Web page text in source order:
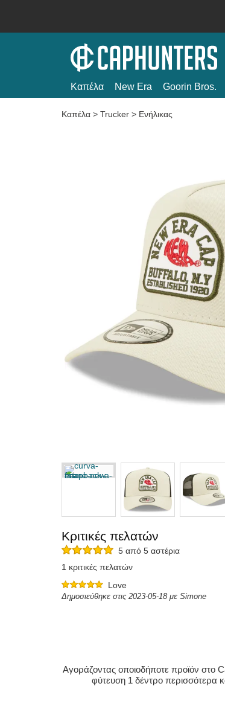
Καπέλα New Era Goorin Bros.
Καπέλα > Trucker > Ενήλικας
Κριτικές πελατών
5 από 5 αστέρια
1 κριτικές πελατών
Love
Δημοσιεύθηκε στις 2023-05-18 με Simone
Αγοράζοντας οποιοδήποτε προϊόν στο
φύτευση 1 δέντρο περισσότερα